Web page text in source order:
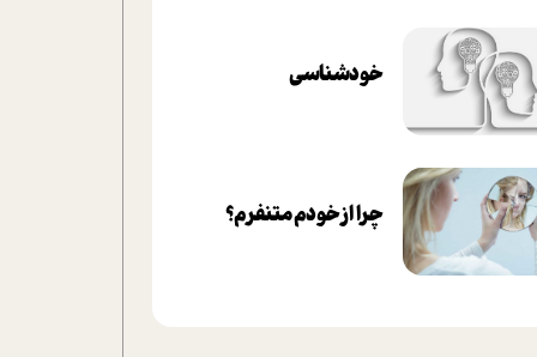
خودشناسی
چرا از خودم متنفرم؟